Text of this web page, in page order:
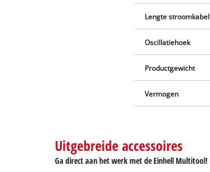
Lengte stroomkabel
Oscillatiehoek
Productgewicht
Vermogen
Uitgebreide accessoires
Ga direct aan het werk met de Einhell Multitool!